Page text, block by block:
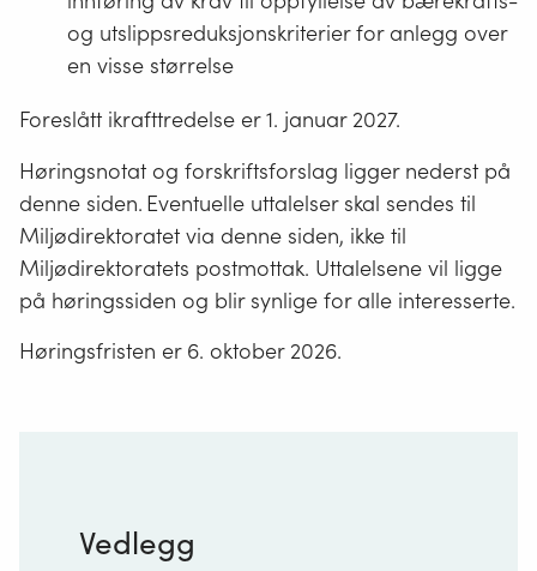
og utslippsreduksjonskriterier for anlegg over
en visse størrelse
Foreslått ikrafttredelse er 1. januar 2027.
Høringsnotat og forskriftsforslag ligger nederst på
denne siden. Eventuelle uttalelser skal sendes til
Miljødirektoratet via denne siden, ikke til
Miljødirektoratets postmottak. Uttalelsene vil ligge
på høringssiden og blir synlige for alle interesserte.
Høringsfristen er 6. oktober 2026.
Vedlegg